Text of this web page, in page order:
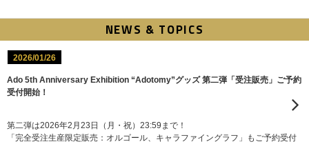
NEWS & TOPICS
2026/01/26
Ado 5th Anniversary Exhibition “Adotomy”グッズ 第二弾「受注販売」ご予約
受付開始！
第二弾は2026年2月23日（月・祝）23:59まで！
「完全受注生産限定販売：オルゴール、キャラファイングラフ」もご予約受付